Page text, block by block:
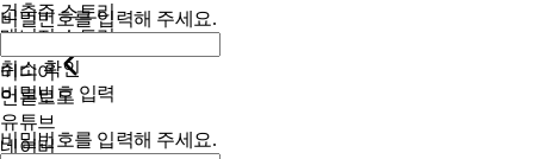
건축주 스토리
매니저 스토리
미디어
언론보도
유튜브
네이버
비밀번호를 입력해 주세요.
취소 확인
비밀번호 입력
비밀번호를 입력해 주세요.